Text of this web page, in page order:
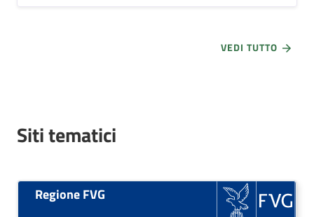
VEDI TUTTO
Siti tematici
Regione FVG